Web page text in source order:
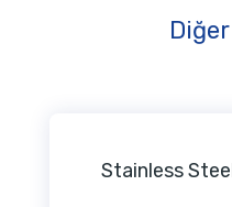
Stainless